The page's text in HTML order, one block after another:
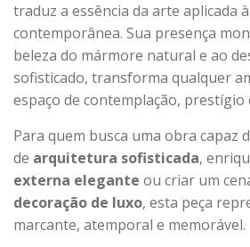
traduz a essência da arte aplicada
contemporânea. Sua presença
beleza do mármore natural e ao
sofisticado, transforma qualquer
espaço de contemplação,
Para quem busca uma obra capaz
de arquitetura sofisticada,
externa elegante ou criar um
decoração de luxo, esta peça
marcante, atemporal e memorável.